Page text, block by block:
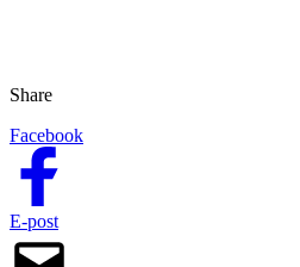
Share
Facebook
E-post